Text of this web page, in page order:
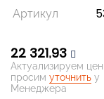
Артикул
22 321,93
Актуализируем
просим уточнить у
Менеджера